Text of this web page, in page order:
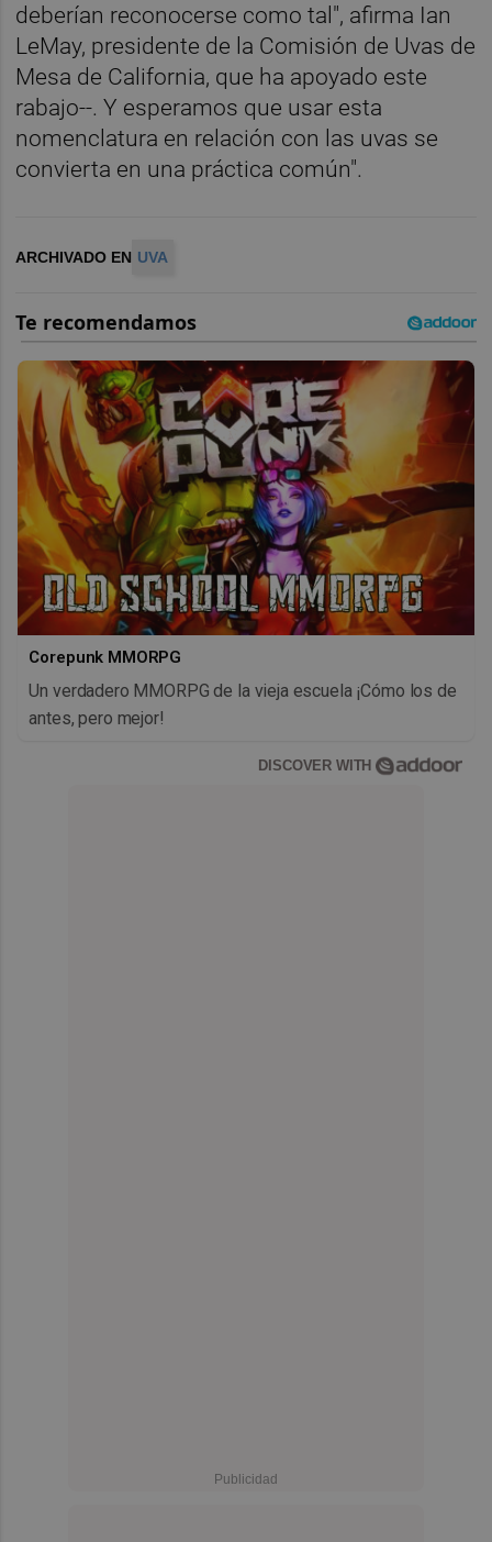
deberían reconocerse como tal", afirma Ian
LeMay, presidente de la Comisión de Uvas de
Mesa de California, que ha apoyado este
rabajo--. Y esperamos que usar esta
nomenclatura en relación con las uvas se
convierta en una práctica común".
ARCHIVADO EN UVA
Corepunk MMORPG
Un verdadero MMORPG de la vieja escuela ¡Cómo los de
antes, pero mejor!
DISCOVER WITH